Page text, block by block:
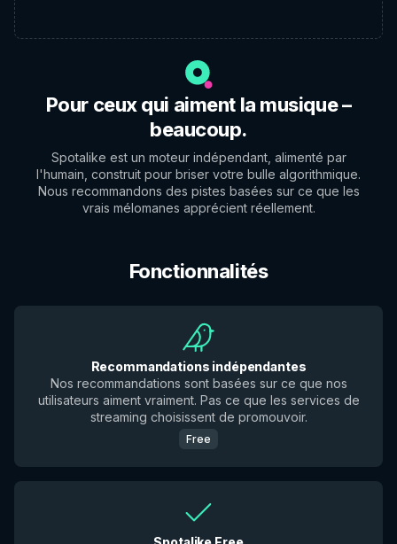
Pour ceux qui aiment la musique –
beaucoup.
Spotalike est un moteur indépendant, alimenté par
l'humain, construit pour briser votre bulle algorithmique.
Nous recommandons des pistes basées sur ce que les
vrais mélomanes apprécient réellement.
Fonctionnalités
Recommandations indépendantes
Nos recommandations sont basées sur ce que nos
utilisateurs aiment vraiment. Pas ce que les services de
streaming choisissent de promouvoir.
Free